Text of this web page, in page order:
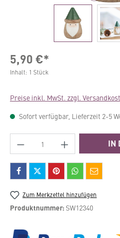
5,90 €*
Inhalt: 1 Stück
Preise inkl. MwSt. zzgl.
Sofort verfügbar, Lieferzeit 2-5
Produkt Anzahl: GibIN
Zum Merkzettel hinzufügen
Produktnummer: SW12340